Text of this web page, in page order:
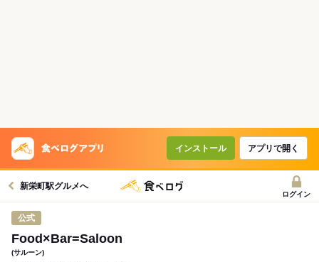
インストール アプリで開く
新栄町駅グルメへ
ログイン
公式
Food×Bar=Saloon
(サルーン)